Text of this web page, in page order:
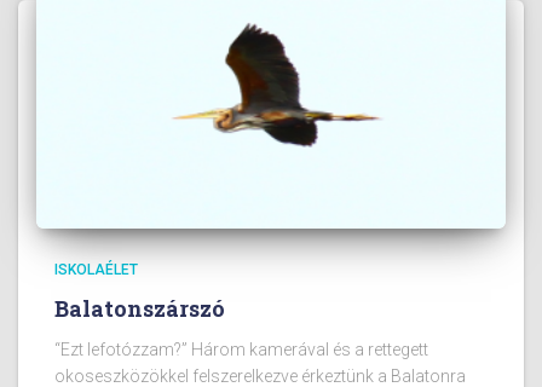
ISKOLAÉLET
Balatonszárszó
“Ezt lefotózzam?” Három kamerával és a rettegett
okoseszközökkel felszerelkezve érkeztünk a Balatonra